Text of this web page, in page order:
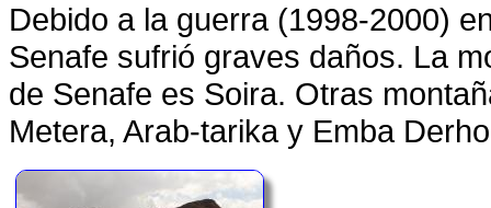
Debido a la guerra (1998-2000)
Senafe sufrió graves daños. La
de Senafe es Soira. Otras
Metera, Arab-tarika y Emba